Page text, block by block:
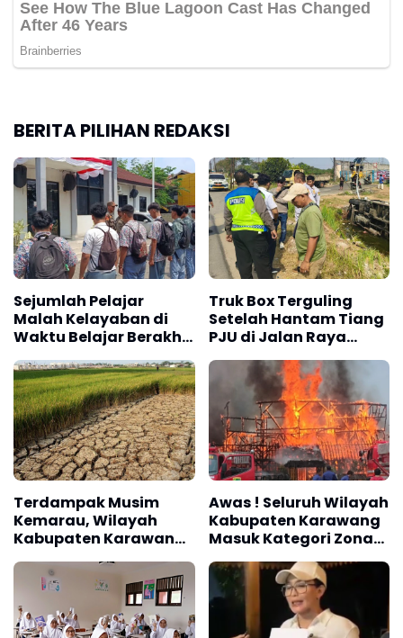
BERITA PILIHAN REDAKSI
Sejumlah Pelajar
Malah Kelayaban di
Waktu Belajar Berakhir
Kena Razia Satpol PP
Karawang
Truk Box Terguling
Setelah Hantam Tiang
PJU di Jalan Raya
Interchange Karawang
Barat
Terdampak Musim
Kemarau, Wilayah
Kabupaten Karawang
Kekeringan Makin
Meluas
Awas ! Seluruh Wilayah
Kabupaten Karawang
Masuk Kategori Zona
Kuning Kebakaran
Berdasarkan
Penyusunan RISPK